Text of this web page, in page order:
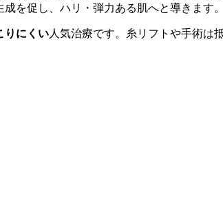
を促し、ハリ・弾力ある肌へと導きます。
りにくい人気治療です。糸リフトや手術は